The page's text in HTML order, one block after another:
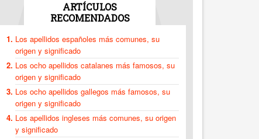
ARTÍCULOS
RECOMENDADOS
Los apellidos españoles más comunes, su
origen y significado
Los ocho apellidos catalanes más famosos, su
origen y significado
Los ocho apellidos gallegos más famosos, su
origen y significado
Los apellidos ingleses más comunes, su origen
y significado